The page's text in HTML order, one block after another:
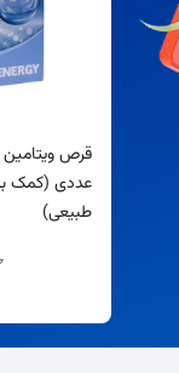
عددی (کمک
طبیعی)